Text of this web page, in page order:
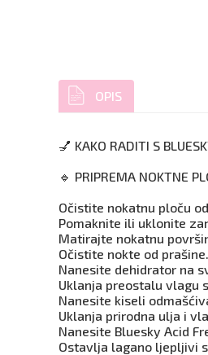
OPIS
💅 KAKO RADITI S
🔹 PRIPREMA NOKTNE
Očistite nokatnu ploču
Pomaknite ili uklonite
Matirajte nokatnu
Očistite nokte od prašine.
Nanesite dehidrator na
Uklanja preostalu vlagu
Nanesite kiseli
Uklanja prirodna ulja i
Nanesite Bluesky Acid
Ostavlja lagano ljepljivi